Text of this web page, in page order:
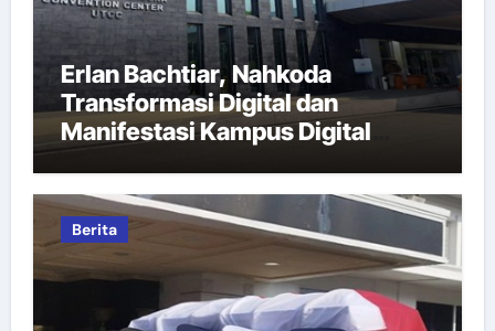
Erlan Bachtiar, Nahkoda
Transformasi Digital dan
Manifestasi Kampus Digital
Berita